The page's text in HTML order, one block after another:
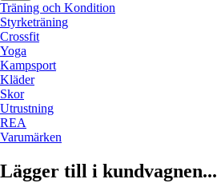
Träning och Kondition
Styrketräning
Crossfit
Yoga
Kampsport
Kläder
Skor
Utrustning
REA
Varumärken
Lägger till i kundvagnen...